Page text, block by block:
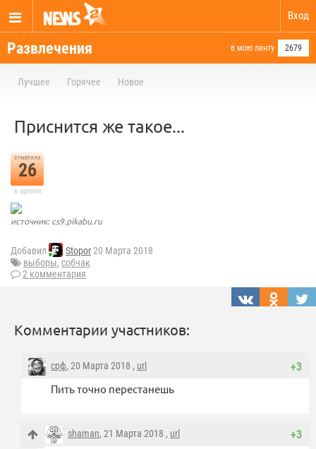
Вход
Развлечения в мою ленту 2679
Лучшее Горячее Новое
Приснится же такое...
отметили
26
в архиве
источник: cs9.pikabu.ru
Добавил Stopor20 Марта 2018
выборы, собчак
2 комментария
Комментарии участников:
+3
срф, 20 Марта 2018 , url
Пить точно перестанешь
+3
shaman, 21 Марта 2018 , url